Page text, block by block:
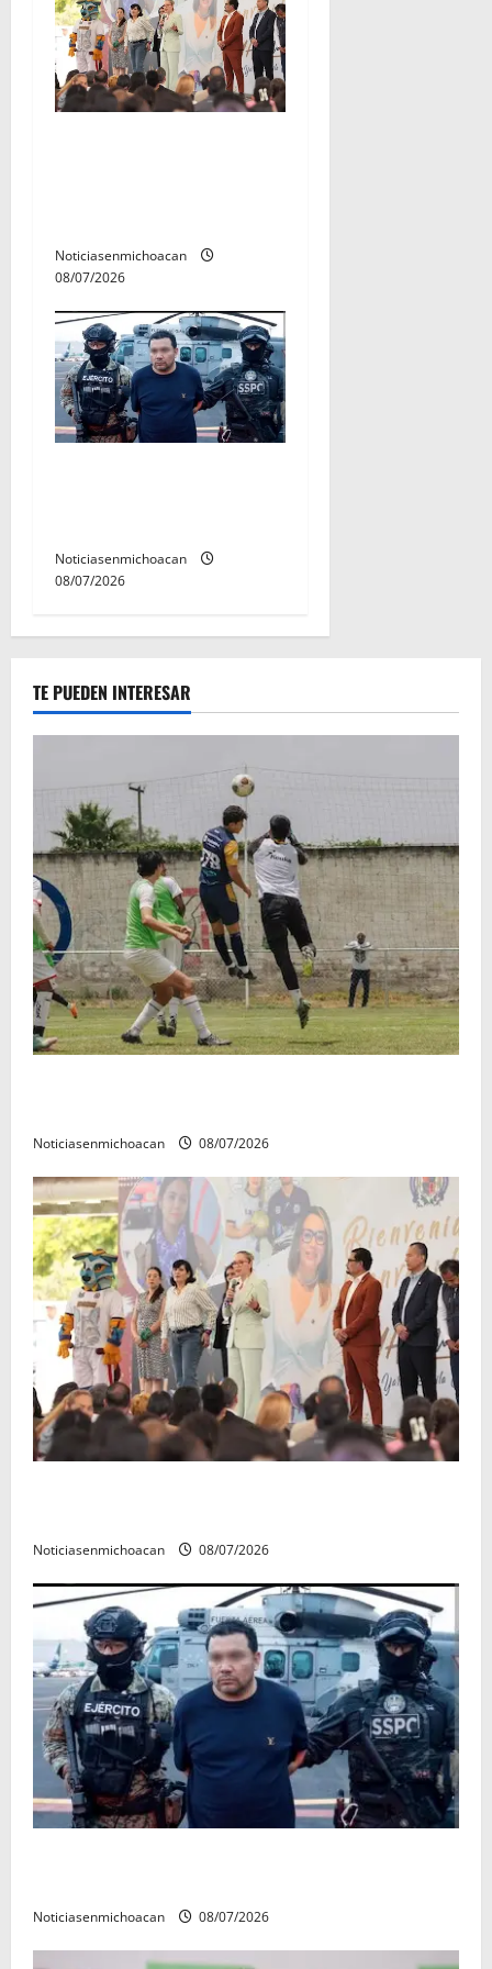
Noticiasenmichoacan
08/07/2026
Noticiasenmichoacan
08/07/2026
TE PUEDEN INTERESAR
Noticiasenmichoacan 08/07/2026
Noticiasenmichoacan 08/07/2026
Noticiasenmichoacan 08/07/2026